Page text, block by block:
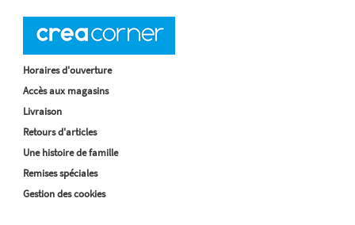
Horaires d'ouverture
Accès aux magasins
Livraison
Retours d'articles
Une histoire de famille
Remises spéciales
Gestion des cookies